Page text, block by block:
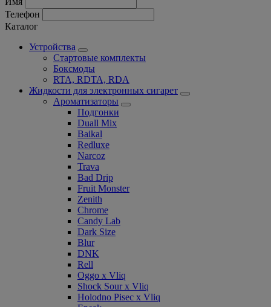
Телефон
Каталог
Устройства
Стартовые комплекты
Боксмоды
RTA, RDTA, RDA
Жидкости для электронных сигарет
Ароматизаторы
Подгонки
Duall Mix
Baikal
Redluxe
Narcoz
Trava
Bad Drip
Fruit Monster
Zenith
Chrome
Candy Lab
Dark Size
Blur
DNK
Rell
Oggo x Vliq
Shock Sour x Vliq
Holodno Pisec x Vliq